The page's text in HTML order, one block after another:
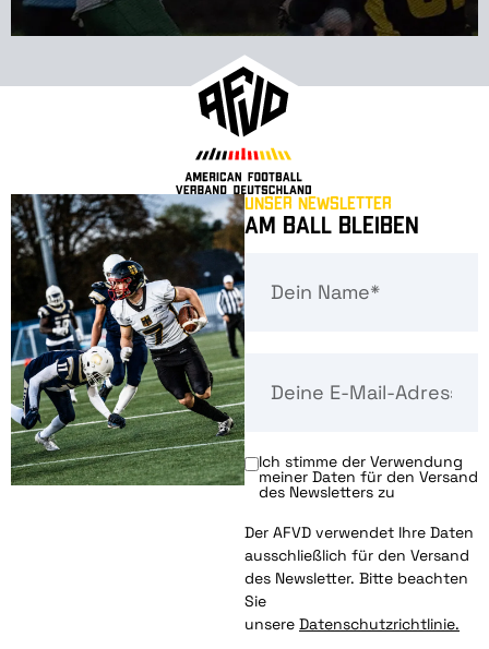
Unser Newsletter
Am Ball bleiben
Ich stimme der Verwendung
meiner Daten für den Versand
des Newsletters zu
Der AFVD verwendet Ihre Daten
ausschließlich für den Versand
des Newsletter. Bitte beachten
Sie
unsere Datenschutzrichtlinie.